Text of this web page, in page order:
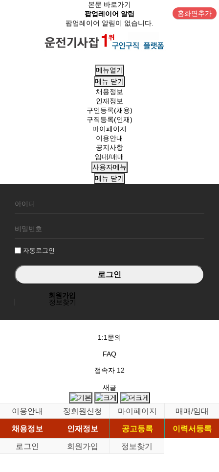
본문 바로가기
팝업레이어 알림
팝업레이어 알림이 없습니다.
홈화면추가
메뉴열기
메뉴 닫기
채용정보
인재정보
구인등록(채용)
구직등록(인재)
마이페이지
이용안내
공지사항
임대/매매
사용자메뉴
메뉴 닫기
원
그
자동로그인
회원가입
정보찾기
1:1문의
FAQ
접속자 12
새글
이용안내 정회원신청 마이페이지
매매/임대
채용정보
인재정보 공고등록
이력서등록
로그인
회원가입 정보찾기